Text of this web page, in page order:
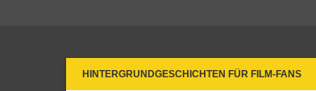
HINTERGRUNDGESCHICHTEN FÜR FILM-FANS